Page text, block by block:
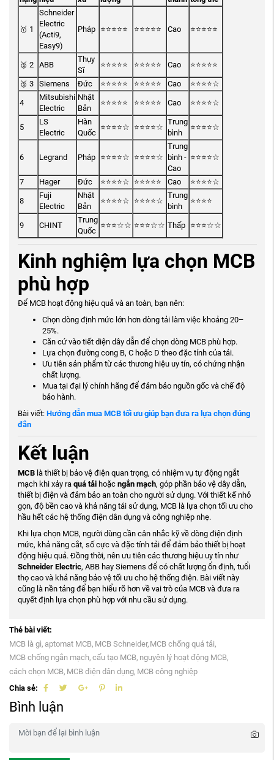
🥇 1
Schneider
Electric
(Acti9,
Easy9)
Pháp ⭐⭐⭐⭐⭐ ⭐⭐⭐⭐⭐ Cao ⭐⭐⭐⭐⭐
🥈 2 ABB
Thụy
Sĩ
⭐⭐⭐⭐⭐ ⭐⭐⭐⭐⭐ Cao ⭐⭐⭐⭐⭐
🥉 3 Siemens Đức ⭐⭐⭐⭐⭐ ⭐⭐⭐⭐⭐ Cao ⭐⭐⭐⭐☆
4
Mitsubishi
Electric
Nhật
Bản
⭐⭐⭐⭐⭐ ⭐⭐⭐⭐⭐ Cao ⭐⭐⭐⭐☆
5
LS
Electric
Hàn
Quốc
⭐⭐⭐⭐☆ ⭐⭐⭐⭐☆
Trung
bình
⭐⭐⭐⭐☆
6 Legrand Pháp ⭐⭐⭐⭐☆ ⭐⭐⭐⭐☆
Trung
bình -
Cao
⭐⭐⭐⭐☆
7 Hager Đức ⭐⭐⭐⭐☆ ⭐⭐⭐⭐⭐ Cao ⭐⭐⭐⭐☆
8
Fuji
Electric
Nhật
Bản
⭐⭐⭐⭐☆ ⭐⭐⭐⭐☆
Trung
bình
⭐⭐⭐⭐
9 CHINT
Trung
Quốc
⭐⭐⭐☆☆ ⭐⭐⭐☆☆ Thấp ⭐⭐⭐☆☆
Kinh nghiệm lựa chọn MCB
phù hợp
Để MCB hoạt động hiệu quả và an toàn, bạn nên:
Chọn dòng định mức lớn hơn dòng tải làm việc khoảng 20–
25%.
Căn cứ vào tiết diện dây dẫn để chọn dòng MCB phù hợp.
Lựa chọn đường cong B, C hoặc D theo đặc tính của tải.
Ưu tiên sản phẩm từ các thương hiệu uy tín, có chứng nhận
chất lượng.
Mua tại đại lý chính hãng để đảm bảo nguồn gốc và chế độ
bảo hành.
Bài viết: Hướng dẫn mua MCB tối ưu giúp bạn đưa ra lựa chọn đúng
đắn
Kết luận
MCBlà thiết bị bảo vệ điện quan trọng, có nhiệm vụ tự động ngắt
mạch khi xảy ra quá tảihoặc ngắn mạch, góp phần bảo vệ dây dẫn,
thiết bị điện và đảm bảo an toàn cho người sử dụng. Với thiết kế nhỏ
gọn, độ bền cao và khả năng tái sử dụng, MCB là lựa chọn tối ưu cho
hầu hết các hệ thống điện dân dụng và công nghiệp nhẹ.
Khi lựa chọn MCB, người dùng cần cân nhắc kỹ về dòng điện định
mức, khả năng cắt, số cực và đặc tính tải để đảm bảo thiết bị hoạt
động hiệu quả. Đồng thời, nên ưu tiên các thương hiệu uy tín như
Schneider Electric, ABB hay Siemens để có chất lượng ổn định, tuổi
thọ cao và khả năng bảo vệ tối ưu cho hệ thống điện. Bài viết này
cũng là nền tảng để bạn hiểu rõ hơn về vai trò của MCB và đưa ra
quyết định lựa chọn phù hợp với nhu cầu sử dụng.
Thẻ bài viết:
MCB là gì, aptomat MCB, MCB Schneider, MCB chống quá tải,
MCB chống ngắn mạch, cấu tạo MCB, nguyên lý hoạt động MCB,
cách chọn MCB, MCB điện dân dụng, MCB công nghiệp
Chia sẻ:
Bình luận